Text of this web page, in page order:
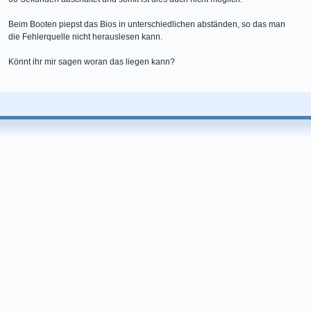
Beim Booten piepst das Bios in unterschiedlichen abständen, so das man
die Fehlerquelle nicht herauslesen kann.
Könnt ihr mir sagen woran das liegen kann?